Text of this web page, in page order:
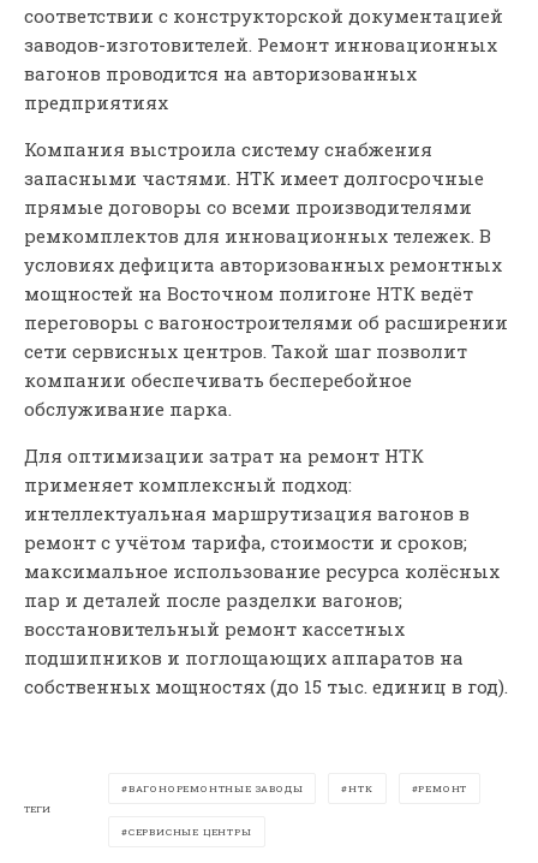
соответствии с конструкторской документацией
заводов-изготовителей. Ремонт инновационных
вагонов проводится на авторизованных
предприятиях
Компания выстроила систему снабжения
запасными частями. НТК имеет долгосрочные
прямые договоры со всеми производителями
ремкомплектов для инновационных тележек. В
условиях дефицита авторизованных ремонтных
мощностей на Восточном полигоне НТК ведёт
переговоры с вагоностроителями об расширении
сети сервисных центров. Такой шаг позволит
компании обеспечивать бесперебойное
обслуживание парка.
Для оптимизации затрат на ремонт НТК
применяет комплексный подход:
интеллектуальная маршрутизация вагонов в
ремонт с учётом тарифа, стоимости и сроков;
максимальное использование ресурса колёсных
пар и деталей после разделки вагонов;
восстановительный ремонт кассетных
подшипников и поглощающих аппаратов на
собственных мощностях (до 15 тыс. единиц в год).
ТЕГИ
ВАГОНОРЕМОНТНЫЕ ЗАВОДЫ НТК РЕМОНТ
СЕРВИСНЫЕ ЦЕНТРЫ